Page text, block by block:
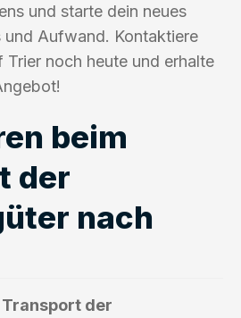
und starte dein neues
und Aufwand. Kontaktiere
noch heute und erhalte
beim
der
nach
der